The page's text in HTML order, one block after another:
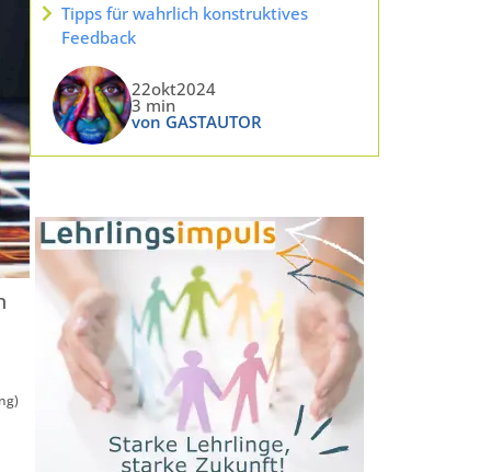
Tipps für wahrlich konstruktives
Feedback
22okt2024
3 min
von GASTAUTOR